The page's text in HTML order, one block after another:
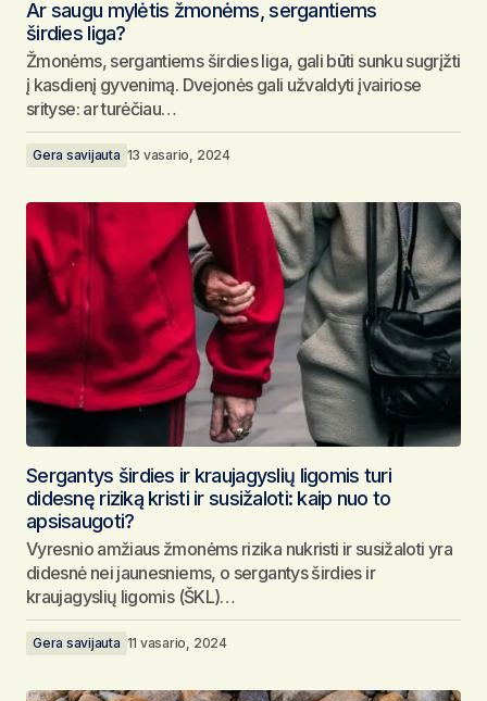
Ar saugu mylėtis žmonėms, sergantiems
širdies liga?
Žmonėms, sergantiems širdies liga, gali būti sunku sugrįžti
į kasdienį gyvenimą. Dvejonės gali užvaldyti įvairiose
srityse: ar turėčiau…
Gera savijauta 13 vasario, 2024
Sergantys širdies ir kraujagyslių ligomis turi
didesnę riziką kristi ir susižaloti: kaip nuo to
apsisaugoti?
Vyresnio amžiaus žmonėms rizika nukristi ir susižaloti yra
didesnė nei jaunesniems, o sergantys širdies ir
kraujagyslių ligomis (ŠKL)…
Gera savijauta 11 vasario, 2024